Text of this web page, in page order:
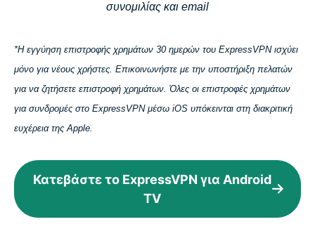
συνομιλίας και email
*Η εγγύηση επιστροφής χρημάτων 30 ημερών του ExpressVPN ισχύει
μόνο για νέους χρήστες. Επικοινωνήστε με την υποστήριξη πελατών
για να ζητήσετε επιστροφή χρημάτων. Όλες οι επιστροφές χρημάτων
για συνδρομές στο ExpressVPN μέσω iOS υπόκεινται στη διακριτική
ευχέρεια της Apple.
Κατεβάστε το ExpressVPN για Android
TV